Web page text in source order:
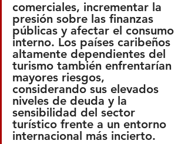
comerciales, incrementar la
presión sobre las finanzas
públicas y afectar el consumo
interno. Los países caribeños
altamente dependientes del
turismo también enfrentarían
mayores riesgos,
considerando sus elevados
niveles de deuda y la
sensibilidad del sector
turístico frente a un entorno
internacional más incierto.